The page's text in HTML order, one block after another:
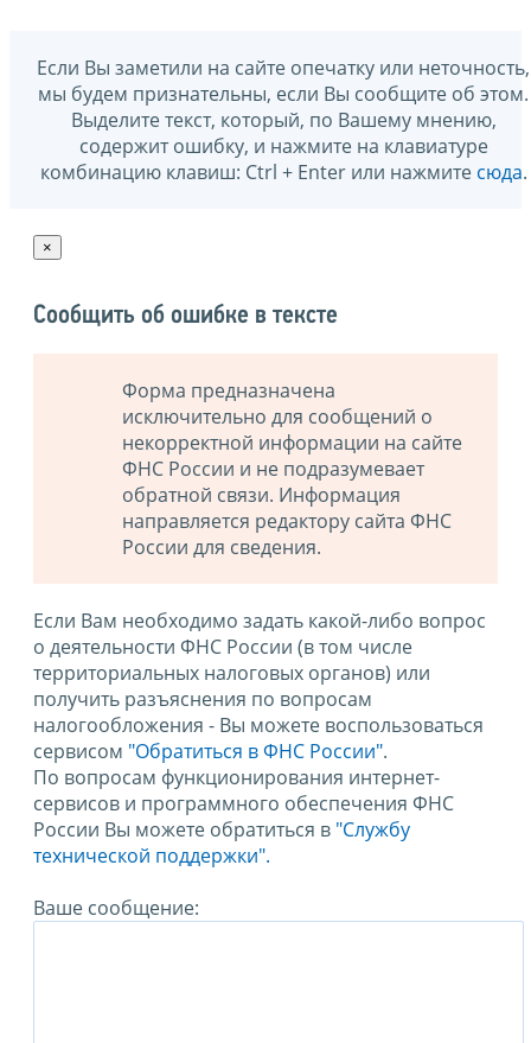
Если Вы заметили на сайте опечатку или неточность,
мы будем признательны, если Вы сообщите об этом.
Выделите текст, который, по Вашему мнению,
содержит ошибку, и нажмите на клавиатуре
комбинацию клавиш: Ctrl + Enter или нажмите сюда.
×
Сообщить об ошибке в тексте
Форма предназначена
исключительно для сообщений о
некорректной информации на сайте
ФНС России и не подразумевает
обратной связи. Информация
направляется редактору сайта ФНС
России для сведения.
Если Вам необходимо задать какой-либо вопрос
о деятельности ФНС России (в том числе
территориальных налоговых органов) или
получить разъяснения по вопросам
налогообложения - Вы можете воспользоваться
сервисом "Обратиться в ФНС России".
По вопросам функционирования интернет-
сервисов и программного обеспечения ФНС
России Вы можете обратиться в "Службу
технической поддержки".
Ваше сообщение: